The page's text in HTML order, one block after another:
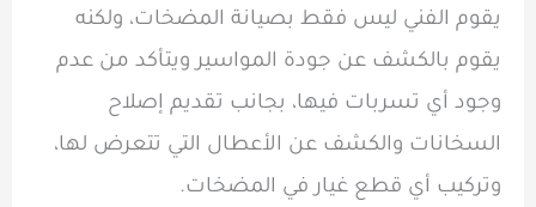
يقوم الفني ليس فقط بصيانة المضخات، ولكنه
يقوم بالكشف عن جودة المواسير ويتأكد من عدم
وجود أي تسربات فيها، بجانب تقديم إصلاح
السخانات والكشف عن الأعطال التي تتعرض لها،
وتركيب أي قطع غيار في المضخات.